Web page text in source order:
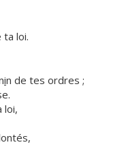
ta loi.
in de tes ordres ;
loi,